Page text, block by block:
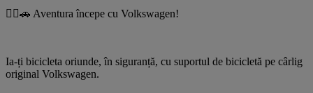
🚴‍♂️🚗 Aventura începe cu Volkswagen!
Ia-ți bicicleta oriunde, în siguranță, cu suportul de bicicletă pe cârlig
original Volkswagen.